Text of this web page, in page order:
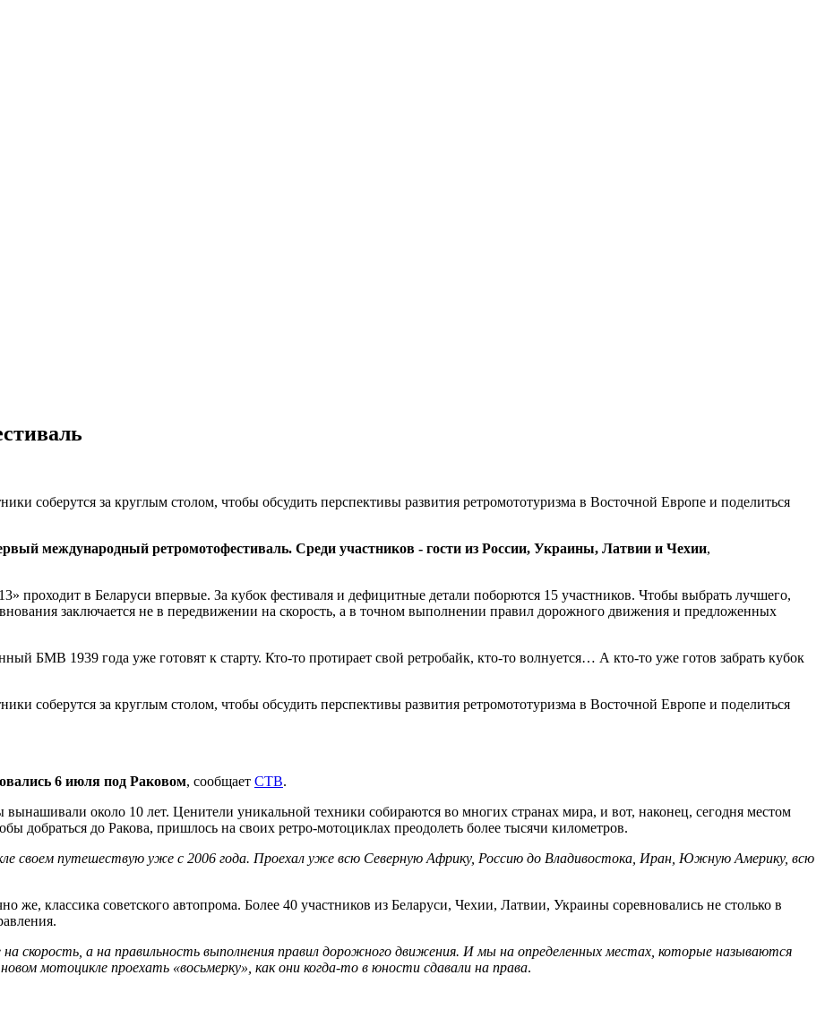
соберутся за круглым столом, чтобы обсудить перспективы развития ретромототуризма в Восточной Европе и поделиться
международный ретромотофестиваль. Среди участников - гости из России, Украины, Латвии и Чехии,
проходит в Беларуси впервые. За кубок фестиваля и дефицитные детали поборются 15 участников. Чтобы выбрать лучшего,
заключается не в передвижении на скорость, а в точном выполнении правил дорожного движения и предложенных
БМВ 1939 года уже готовят к старту. Кто-то протирает свой ретробайк, кто-то волнуется… А кто-то уже готов забрать кубок
соберутся за круглым столом, чтобы обсудить перспективы развития ретромототуризма в Восточной Европе и поделиться
6 июля под Раковом, сообщает СТВ.
около 10 лет. Ценители уникальной техники собираются во многих странах мира, и вот, наконец, сегодня местом
добраться до Ракова, пришлось на своих ретро-мотоциклах преодолеть более тысячи километров.
своем путешествую уже с 2006 года. Проехал уже всю Северную Африку, Россию до Владивостока, Иран, Южную Америку, всю
классика советского автопрома. Более 40 участников из Беларуси, Чехии, Латвии, Украины соревновались не столько в
скорость, а на правильность выполнения правил дорожного движения. И мы на определенных местах, которые называются
мотоцикле проехать «восьмерку», как они когда-то в юности сдавали на права.